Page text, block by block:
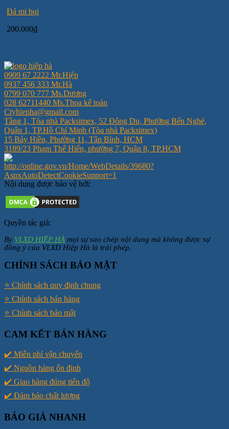
Đá mi bụi
200.000₫
0909 67 2222 Mr.Hiệp
0937 456 333 Mr.Hà
0799 070 777 Ms.Dương
028 62711440 Ms.Thoa kế toán
Ctyhiepha@gmail.com
Tầng 1, Tòa nhà Packsimex, 52 Đông Du, Phường Bến Nghé,
Quận 1, TP.Hồ Chí Minh (Tòa nhà Packsimex)
15 Bảy Hiền, Phường 11, Tân Bình, HCM
3189/23 Phạm Thế Hiển, phường 7, Quận 8, TP.HCM
Nội dung được bảo vệ bởi:
Quyền tác giả:
By VLXD HIỆP HÀ mọi sự sao chép nội dung mà không được sự
đồng ý của VLXD Hiệp Hà là trái phép.
CHÍNH SÁCH BẢO MẬT
⭐️ Chính sách quy định chung
⭐️ Chính sách bán hàng
⭐️ Chính sách bảo mật
CAM KẾT BÁN HÀNG
✔️ Miễn phí vận chuyển
✔️ Nguồn hàng ổn định
✔️ Giao hàng đúng tiến độ
✔️ Đảm bảo chất lượng
BÁO GIÁ NHANH